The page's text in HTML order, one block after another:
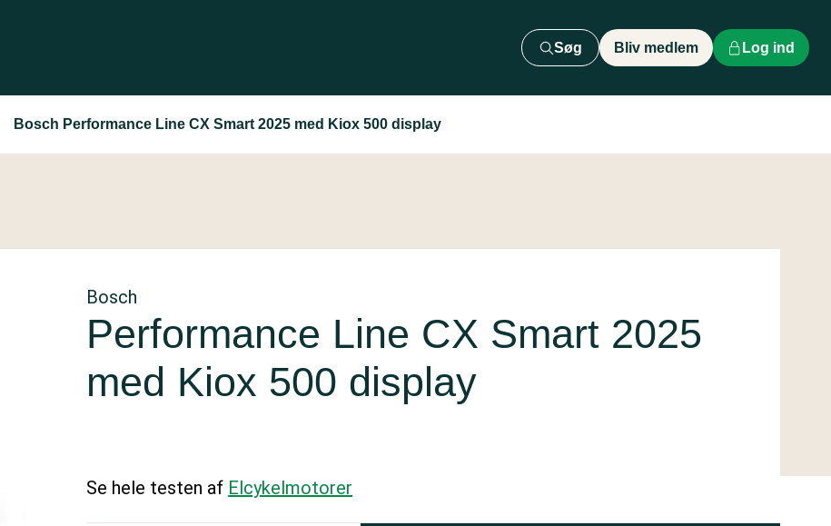
Søg Bliv medlem Log ind
Bosch Performance Line CX Smart 2025 med Kiox 500 display
Bosch
Performance Line CX Smart 2025
med Kiox 500 display
Se hele testen af Elcykelmotorer